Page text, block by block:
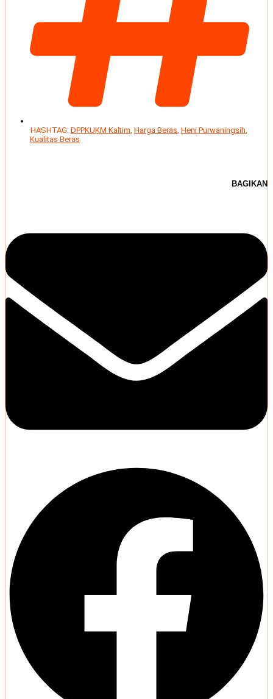
HASHTAG: DPPKUKM Kaltim, Harga Beras, Heni Purwaningsih,
Kualitas Beras
BAGIKAN